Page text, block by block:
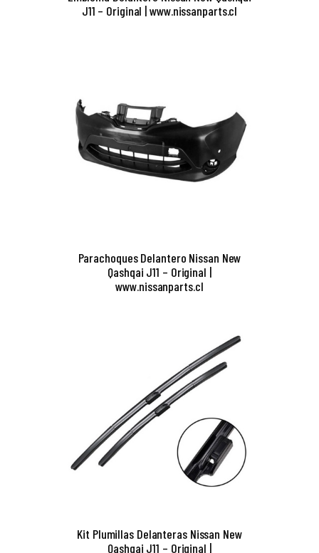
J11 – Original | www.nissanparts.cl
Parachoques Delantero Nissan New
Qashqai J11 – Original |
www.nissanparts.cl
Kit Plumillas Delanteras Nissan New
Qashqai J11 – Original |